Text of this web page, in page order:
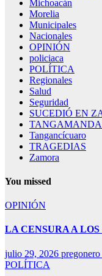
Michoacán
Morelia
Municipales
Nacionales
OPINIÓN
policiaca
POLÍTICA
Regionales
Salud
Seguridad
SUCEDIÓ EN
Tangancícuaro
TRAGEDIAS
Zamora
You missed
OPINIÓN
LA CENSURA A
julio 29, 2026
POLÍTICA